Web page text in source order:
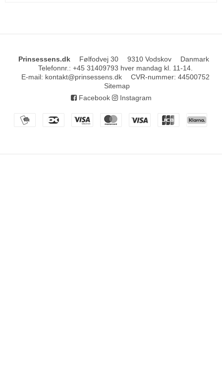
Prinsessens.dk Følfodvej 30 9310 Vodskov
Danmark
Telefonnr. : +45 31409793 hver mandag kl. 11-14.
E-mail: kontakt@prinsessens.dk CVR-nummer: 44500752
Sitemap
Facebook
Instagram